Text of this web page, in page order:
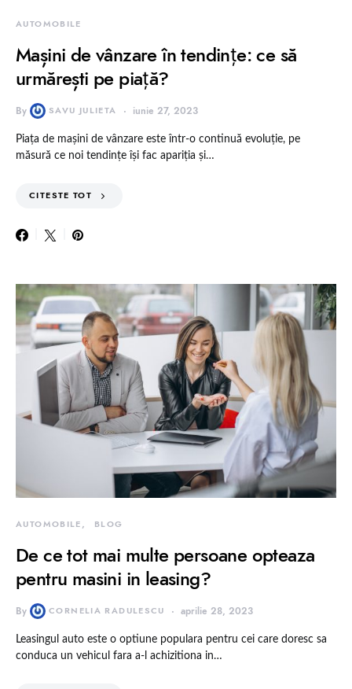
AUTOMOBILE
Mașini de vânzare în tendințe: ce să
urmărești pe piață?
By SAVU JULIETA iunie 27, 2023
Piaţa de maşini de vânzare este într-o continuă evoluţie, pe
măsură ce noi tendinţe îşi fac apariţia şi…
CITESTE TOT
AUTOMOBILE BLOG
De ce tot mai multe persoane opteaza
pentru masini in leasing?
By CORNELIA RADULESCU aprilie 28, 2023
Leasingul auto este o optiune populara pentru cei care doresc sa
conduca un vehicul fara a-l achizitiona in…